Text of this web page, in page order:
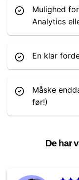
Mulighed
Analytics
En klar
Måske
før!)
De har